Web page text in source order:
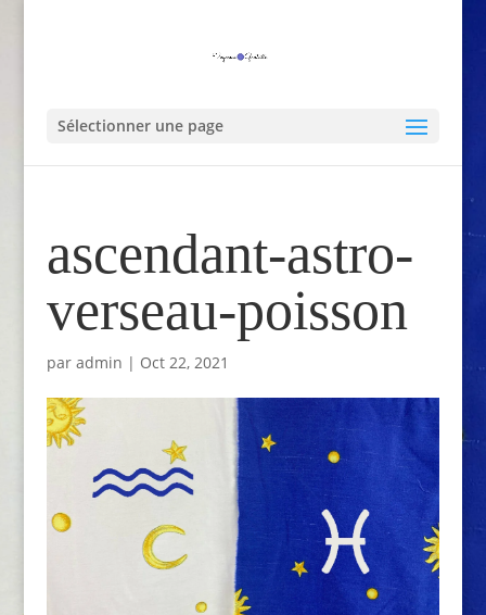
Sélectionner une page
ascendant-astro-
verseau-poisson
par admin | Oct 22, 2021